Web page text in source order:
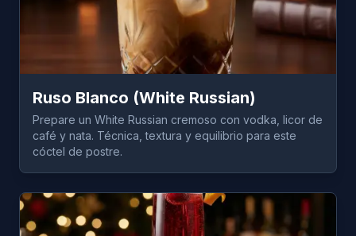
Ruso Blanco (White Russian)
Prepare un White Russian cremoso con vodka, licor de
café y nata. Técnica, textura y equilibrio para este
cóctel de postre.